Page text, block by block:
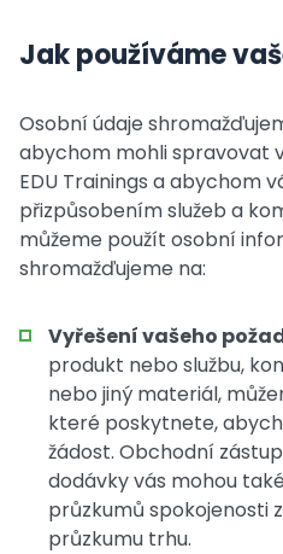
Jak používáme
Osobní údaje
abychom mohli spravovat
EDU Trainings a abychom
přizpůsobením služeb a
můžeme použít osobní
shromažďujeme na:
Vyřešení vašeho
produkt nebo službu,
nebo jiný materiál,
které poskytnete,
žádost. Obchodní
dodávky vás mohou
průzkumů spokojenosti
průzkumu trhu.